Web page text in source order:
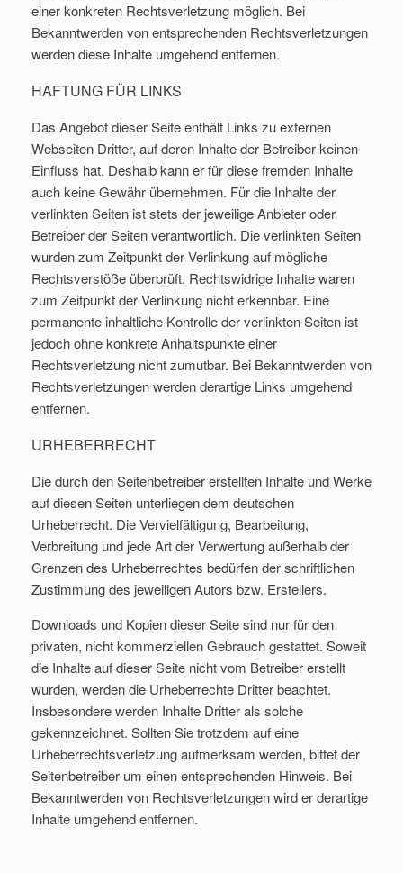
einer konkreten Rechtsverletzung möglich. Bei
Bekanntwerden von entsprechenden Rechtsverletzungen
werden diese Inhalte umgehend entfernen.
HAFTUNG FÜR LINKS
Das Angebot dieser Seite enthält Links zu externen
Webseiten Dritter, auf deren Inhalte der Betreiber keinen
Einfluss hat. Deshalb kann er für diese fremden Inhalte
auch keine Gewähr übernehmen. Für die Inhalte der
verlinkten Seiten ist stets der jeweilige Anbieter oder
Betreiber der Seiten verantwortlich. Die verlinkten Seiten
wurden zum Zeitpunkt der Verlinkung auf mögliche
Rechtsverstöße überprüft. Rechtswidrige Inhalte waren
zum Zeitpunkt der Verlinkung nicht erkennbar. Eine
permanente inhaltliche Kontrolle der verlinkten Seiten ist
jedoch ohne konkrete Anhaltspunkte einer
Rechtsverletzung nicht zumutbar. Bei Bekanntwerden von
Rechtsverletzungen werden derartige Links umgehend
entfernen.
URHEBERRECHT
Die durch den Seitenbetreiber erstellten Inhalte und Werke
auf diesen Seiten unterliegen dem deutschen
Urheberrecht. Die Vervielfältigung, Bearbeitung,
Verbreitung und jede Art der Verwertung außerhalb der
Grenzen des Urheberrechtes bedürfen der schriftlichen
Zustimmung des jeweiligen Autors bzw. Erstellers.
Downloads und Kopien dieser Seite sind nur für den
privaten, nicht kommerziellen Gebrauch gestattet. Soweit
die Inhalte auf dieser Seite nicht vom Betreiber erstellt
wurden, werden die Urheberrechte Dritter beachtet.
Insbesondere werden Inhalte Dritter als solche
gekennzeichnet. Sollten Sie trotzdem auf eine
Urheberrechtsverletzung aufmerksam werden, bittet der
Seitenbetreiber um einen entsprechenden Hinweis. Bei
Bekanntwerden von Rechtsverletzungen wird er derartige
Inhalte umgehend entfernen.